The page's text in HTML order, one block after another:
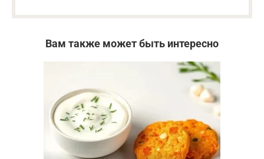
Вам также может быть интересно